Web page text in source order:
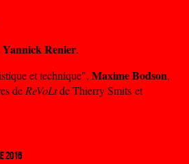
Yannick Renier.
et technique", Maxime Bodson,
de ReVoLtde Thierry Smits et
2016